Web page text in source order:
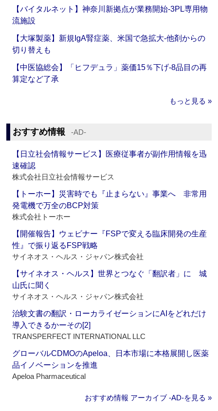
【バイタルネット】神奈川新拠点が業務開始‐3PL専用物
流施設
【大塚製薬】新規IgA腎症薬、米国で急拡大‐他剤からの
切り替えも
【中医協総会】「ヒフデュラ」薬価15％下げ‐8品目の再
算定など了承
もっと見る »
おすすめ情報 ‐AD‐
【日立社会情報サービス】医療従事者が副作用情報を迅
速確認
株式会社日立社会情報サービス
【トーホー】災害時でも『止まらない』事業へ 非常用
発電機で万全のBCP対策
株式会社トーホー
【開催報告】ウェビナー『FSPで変える臨床開発の生産
性』で振り返るFSP戦略
サイネオス・ヘルス・ジャパン株式会社
【サイネオス・ヘルス】世界とつなぐ「翻訳者」に 城
山氏に聞く
サイネオス・ヘルス・ジャパン株式会社
治験文書の翻訳・ローカライゼーションにAIをどれだけ
導入できるかーその[2]
TRANSPERFECT INTERNATIONAL LLC
グローバルCDMOのApeloa、日本市場に本格展開し医薬
品イノベーションを推進
Apeloa Pharmaceutical
おすすめ情報 アーカイブ ‐AD‐を見る »